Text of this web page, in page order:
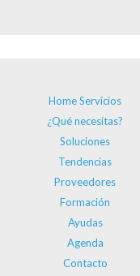
Home Servicios
¿Qué necesitas?
Soluciones
Tendencias
Proveedores
Formación
Ayudas
Agenda
Contacto